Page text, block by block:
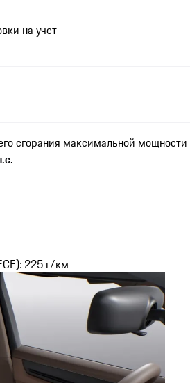
на учет
сгорания максимальной мощности
225 г/км